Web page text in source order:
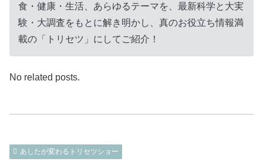
食・健康・生活、あらゆるテーマを、最新科学と大実
験・大調査をもとに解き明かし、真のお役立ち情報満
載の「トリセツ」にしてご紹介！
No related posts.
あしたが変わるトリセツショー